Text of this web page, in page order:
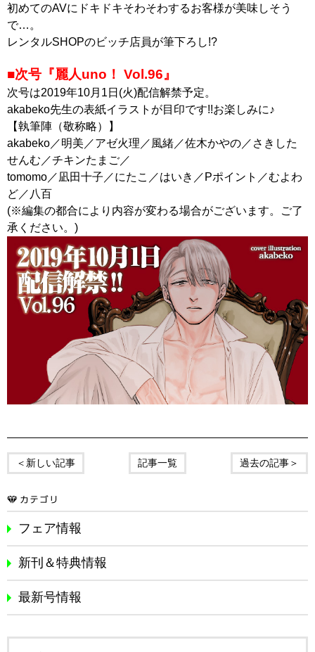
初めてのAVにドキドキそわそわするお客様が美味しそう
で…。
レンタルSHOPのビッチ店員が筆下ろし!?
■次号『麗人uno！ Vol.96』
次号は2019年10月1日(火)配信解禁予定。
akabeko先生の表紙イラストが目印です!!お楽しみに♪
【執筆陣（敬称略）】
akabeko／明美／アゼ火理／風緒／佐木かやの／さきした
せんむ／チキンたまご／
tomomo／凪田十子／にたこ／はいき／Pポイント／むよわ
ど／八百
(※編集の都合により内容が変わる場合がございます。ご了
承ください。)
＜新しい記事 過去の記事＞
記事一覧
フェア情報
新刊＆特典情報
最新号情報